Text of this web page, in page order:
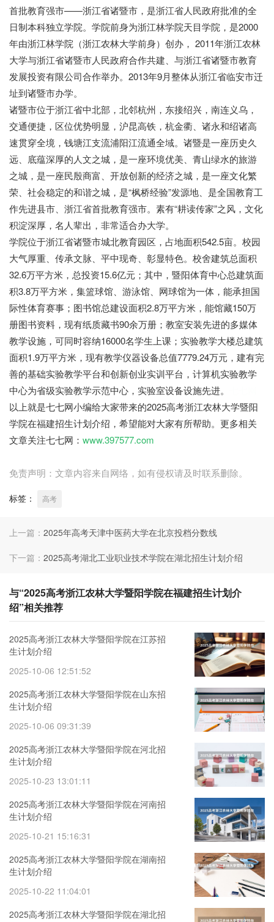
首批教育强市——浙江省诸暨市，是浙江省人民政府批准的全
日制本科独立学院。学院前身为浙江林学院天目学院，是2000
年由浙江林学院（浙江农林大学前身）创办， 2011年浙江农林
大学与浙江省诸暨市人民政府合作共建、与浙江省诸暨市教育
发展投资有限公司合作举办。2013年9月整体从浙江省临安市迁
址到诸暨市办学。
诸暨市位于浙江省中北部，北邻杭州，东接绍兴，南连义乌，
交通便捷，区位优势明显，沪昆高铁，杭金衢、诸永和绍诸高
速贯穿全境，钱塘江支流浦阳江流通全域。诸暨是一座历史久
远、底蕴深厚的人文之城，是一座环境优美、青山绿水的旅游
之城，是一座民殷商富、开放创新的经济之城，是一座文化繁
荣、社会稳定的和谐之城，是“枫桥经验”发源地、是全国教育工
作先进县市、浙江省首批教育强市。素有“耕读传家”之风，文化
积淀深厚，名人辈出，非常适合办大学。
学院位于浙江省诸暨市城北教育园区，占地面积542.5亩。校园
大气厚重、传承文脉、平中现奇、彰显特色。校舍建筑总面积
32.6万平方米，总投资15.6亿元；其中，暨阳体育中心总建筑面
积3.8万平方米，集篮球馆、游泳馆、网球馆为一体，能承担国
际性体育赛事；图书馆总建设面积2.8万平方米，能馆藏150万
册图书资料，现有纸质藏书90余万册；教室安装先进的多媒体
教学设施，可同时容纳16000名学生上课；实验教学大楼总建筑
面积1.9万平方米，现有教学仪器设备总值7779.24万元，建有完
善的基础实验教学平台和创新创业实训平台，计算机实验教学
中心为省级实验教学示范中心，实验室设备设施先进。
以上就是七七网小编给大家带来的2025高考浙江农林大学暨阳
学院在福建招生计划介绍，希望能对大家有所帮助。更多相关
文章关注七七网： www.397577.com
免责声明：文章内容来自网络，如有侵权请及时联系删除。
标签： 高考
上一篇： 2025年高考天津中医药大学在北京投档分数线
下一篇： 2025高考湖北工业职业技术学院在湖北招生计划介绍
与“2025高考浙江农林大学暨阳学院在福建招生计划介
绍”相关推荐
2025高考浙江农林大学暨阳学院在江苏招
生计划介绍
2025-10-06 12:51:52
2025高考浙江农林大学暨阳学院在山东招
生计划介绍
2025-10-06 09:31:39
2025高考浙江农林大学暨阳学院在河北招
生计划介绍
2025-10-23 13:01:11
2025高考浙江农林大学暨阳学院在河南招
生计划介绍
2025-10-21 15:16:31
2025高考浙江农林大学暨阳学院在湖南招
生计划介绍
2025-10-22 11:04:01
2025高考浙江农林大学暨阳学院在湖北招